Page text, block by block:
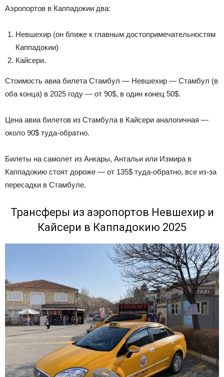
Аэропортов в Каппадокии два:
Невшехир (он ближе к главным достопримечательностям
Каппадокии)
Кайсери.
Стоимость авиа билета Стамбул — Невшехир — Стамбул (в
оба конца) в 2025 году — от 90$, в один конец 50$.
Цена авиа билетов из Стамбула в Кайсери аналогичная —
около 90$ туда-обратно.
Билеты на самолет из Анкары, Антальи или Измира в
Каппадокию стоят дороже — от 135$ туда-обратно, все из-за
пересадки в Стамбуле.
Трансферы из аэропортов Невшехир и
Кайсери в Каппадокию 2025